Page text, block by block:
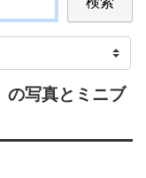
の写真とミニブ